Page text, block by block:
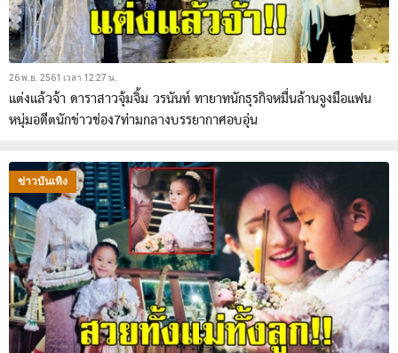
26 พ.ย. 2561 เวลา 12:27 น.
แต่งแล้วจ้า ดาราสาวจุ้มจิ้ม วรนันท์ ทายาทนักธุรกิจหมื่นล้านจูงมือแฟน
หนุ่มอดีตนักข่าวช่อง7ท่ามกลางบรรยากาศอบอุ่น
ข่าวบันเทิง